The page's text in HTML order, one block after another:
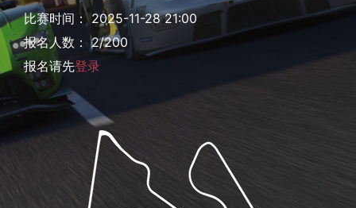
比赛时间： 2025-11-28 21:00
报名人数： 2/200
报名请先登录